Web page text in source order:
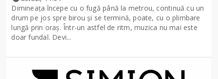
Dimineața începe cu o fugă până la metrou, continuă cu un
drum pe jos spre birou și se termină, poate, cu o plimbare
lungă prin oraș. Într-un astfel de ritm, muzica nu mai este
doar fundal. Devi...